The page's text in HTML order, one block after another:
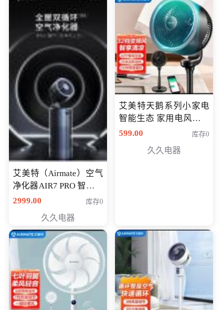
艾美特（Airmate）空气
净化器AIR7 PRO 智能全
屋空气循环负离子旗舰
2999.00 库存0
久久电器
艾美特天鹅系列小家电
智能生态 家用电风扇直
流变频节能轻音空气循
鹅，白天鹅智能)
599.00 库存0
久久电器